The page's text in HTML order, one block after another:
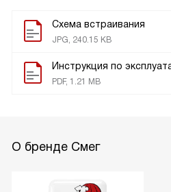
Схема встраивания
JPG, 240.15 KB
Инструкция по
PDF, 1.21 MB
О бренде Смег